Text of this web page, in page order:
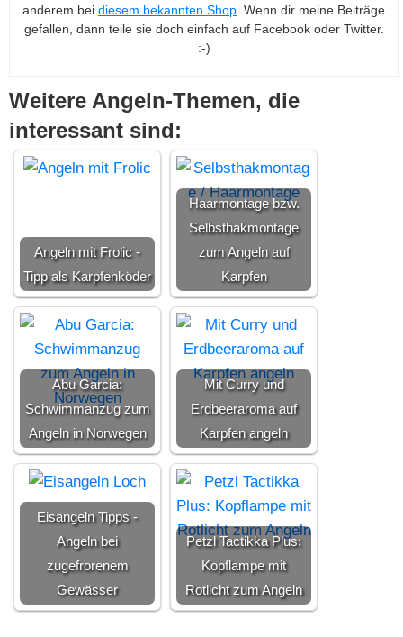
anderem bei diesem bekannten Shop. Wenn dir meine Beiträge
gefallen, dann teile sie doch einfach auf Facebook oder Twitter.
:-)
Weitere Angeln-Themen, die
interessant sind:
Angeln mit Frolic -
Tipp als Karpfenköder
Haarmontage bzw.
Selbsthakmontage
zum Angeln auf
Karpfen
Abu Garcia:
Schwimmanzug zum
Angeln in Norwegen
Mit Curry und
Erdbeeraroma auf
Karpfen angeln
Eisangeln Tipps -
Angeln bei
zugefrorenem
Gewässer
Petzl Tactikka Plus:
Kopflampe mit
Rotlicht zum Angeln